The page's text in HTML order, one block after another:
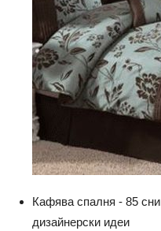
Кафява спалня - 85
дизайнерски идеи